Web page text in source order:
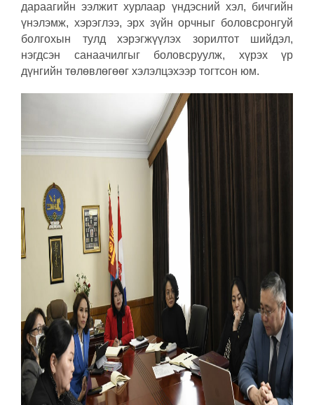
дараагийн ээлжит хурлаар үндэсний хэл, бичгийн
үнэлэмж, хэрэглээ, эрх зүйн орчныг боловсронгуй
болгохын тулд хэрэгжүүлэх зорилтот шийдэл,
нэгдсэн санаачилгыг боловсруулж, хүрэх үр
дүнгийн төлөвлөгөөг хэлэлцэхээр тогтсон юм.